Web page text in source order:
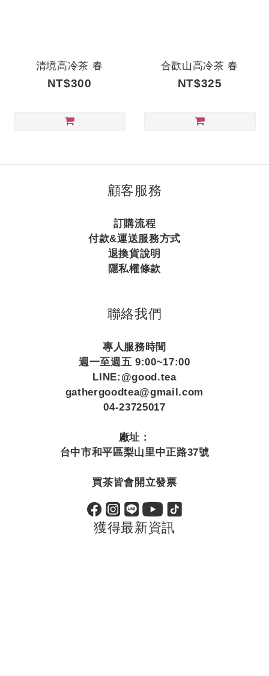
清境高冷茶 春
NT$300
合歡山高冷茶 春
NT$325
顧客服務
訂購流程
付款&運送服務方式
退換貨說明
隱私權條款
聯絡我們
專人服務時間
週一至週五 9:00~17:00
LINE:@good.tea
gathergoodtea@gmail.com
04-23725017
廠址：
台中市和平區梨山里中正路37號
買茶皆會開立發票
獲得最新資訊